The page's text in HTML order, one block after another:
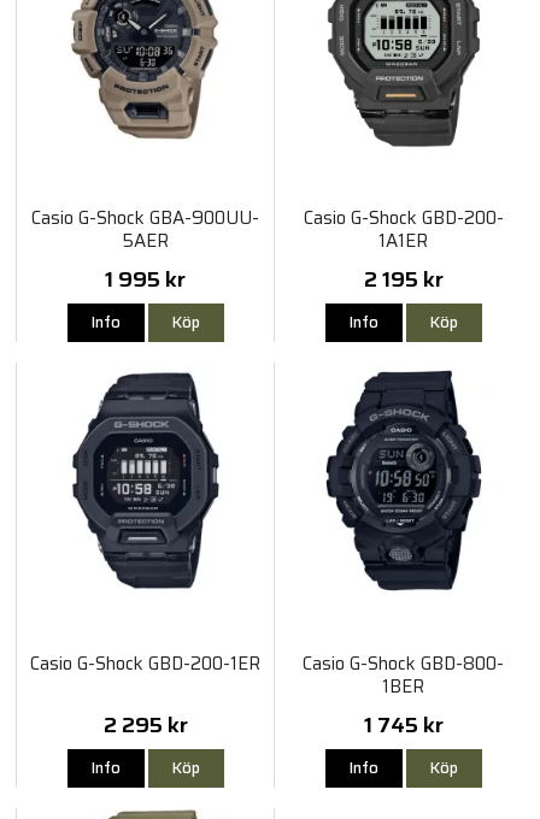
Casio G-Shock GBA-900UU-
5AER
1 995 kr
Info Köp
Casio G-Shock GBD-200-
1A1ER
2 195 kr
Info Köp
Casio G-Shock GBD-200-1ER
2 295 kr
Info Köp
Casio G-Shock GBD-800-
1BER
1 745 kr
Info Köp